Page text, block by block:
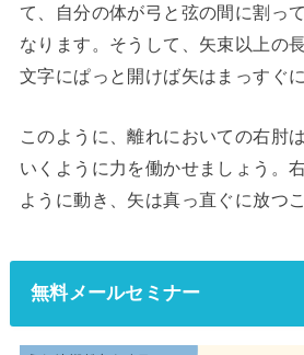
て、自分の体が弓と弦の間に割っ
なります。そうして、矢束以上の
文字にぱっと開けば矢はまっすぐ
このように、離れにおいての右肘
いくように力を働かせましょう。
ように動き、矢は真っ直ぐに放つ
無料メールセミナー